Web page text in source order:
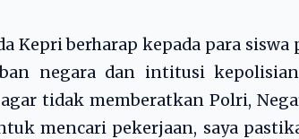
Kepri berharap kepada para siswa
negara dan intitusi
tidak memberatkan Polri,
mencari pekerjaan, saya